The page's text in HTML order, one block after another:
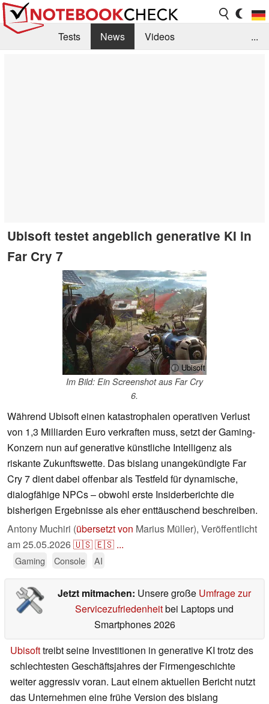
Tests News
Videos
...
Ubisoft testet angeblich generative KI in
Far Cry 7
ⓘ Ubisoft
Im Bild: Ein Screenshot aus Far Cry
6.
Während Ubisoft einen katastrophalen operativen Verlust
von 1,3 Milliarden Euro verkraften muss, setzt der Gaming-
Konzern nun auf generative künstliche Intelligenz als
riskante Zukunftswette. Das bislang unangekündigte Far
Cry 7 dient dabei offenbar als Testfeld für dynamische,
dialogfähige NPCs – obwohl erste Insiderberichte die
bisherigen Ergebnisse als eher enttäuschend beschreiben.
Antony Muchiri (übersetzt von Marius Müller), Veröffentlicht
am25.05.2026🇺🇸🇪🇸 ...
Gaming Console AI
Jetzt mitmachen: Unsere große Umfrage zur
Servicezufriedenheitbei Laptops und
Smartphones 2026
Ubisofttreibt seine Investitionen in generative KI trotz des
schlechtesten Geschäftsjahres der Firmengeschichte
weiter aggressiv voran. Laut einem aktuellen Bericht nutzt
das Unternehmen eine frühe Version des bislang